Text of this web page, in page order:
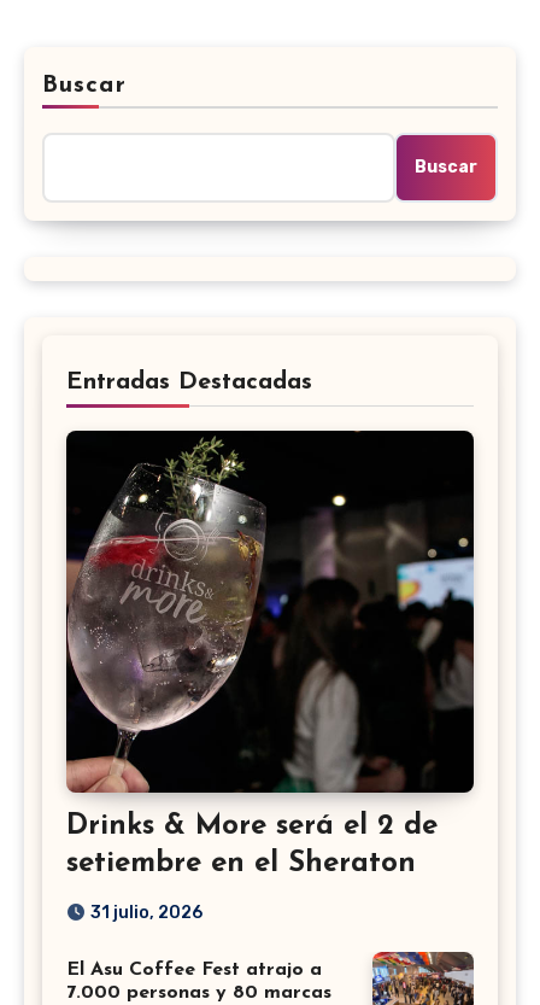
Buscar
Buscar
Entradas Destacadas
Drinks & More será el 2 de
setiembre en el Sheraton
31 julio, 2026
El Asu Coffee Fest atrajo a
7.000 personas y 80 marcas